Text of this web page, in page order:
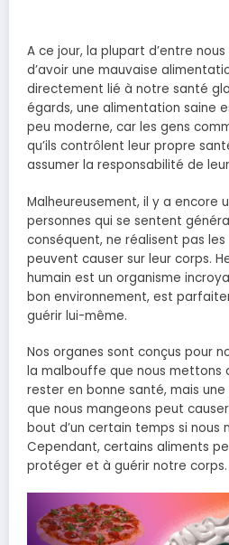
A ce jour, la plupart d’entre
d’avoir une mauvaise
directement lié à notre santé
égards, une alimentation saine
peu moderne, car les gens
qu’ils contrôlent leur propre
assumer la responsabilité de
Malheureusement, il y a encore
personnes qui se sentent
conséquent, ne réalisent pas les
peuvent causer sur leur corps.
humain est un organisme
bon environnement, est
guérir lui-même.
Nos organes sont conçus pour
la malbouffe que nous mettons
rester en bonne santé, mais
que nous mangeons peut
bout d’un certain temps si nous
Cependant, certains aliments
protéger et à guérir notre corps.